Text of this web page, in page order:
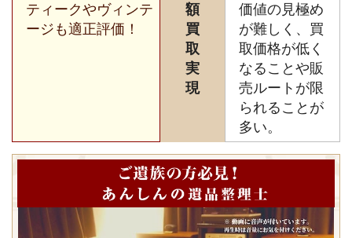
ティークやヴィンテ
ージも適正評価！
額
買
取
実
現
価値の見極め
が難しく、買
取価格が低く
なることや販
売ルートが限
られることが
多い。